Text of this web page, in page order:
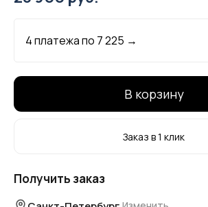
4 платежа по 7 225 →
В корзину
Заказ в 1 клик
Получить заказ